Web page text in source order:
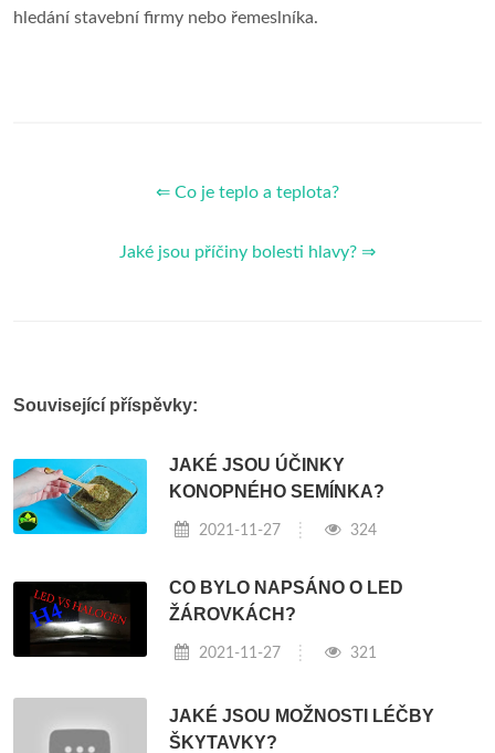
hledání stavební firmy nebo řemeslníka.
⇐ Co je teplo a teplota?
Jaké jsou příčiny bolesti hlavy? ⇒
Související příspěvky:
JAKÉ JSOU ÚČINKY
KONOPNÉHO SEMÍNKA?
2021-11-27 324
CO BYLO NAPSÁNO O LED
ŽÁROVKÁCH?
2021-11-27 321
JAKÉ JSOU MOŽNOSTI LÉČBY
ŠKYTAVKY?